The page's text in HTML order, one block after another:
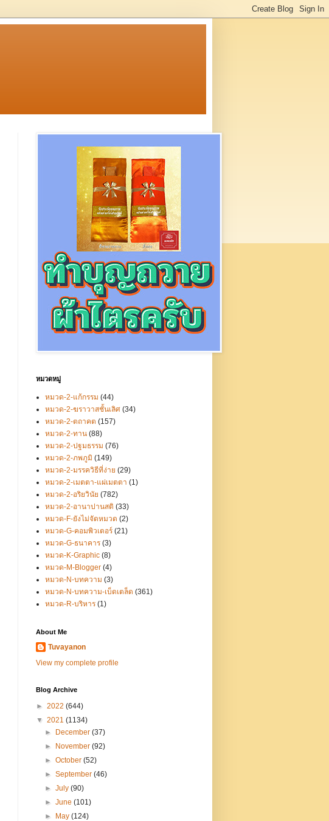
หมวดหมู่
หมวด-2-แก้กรรม (44)
หมวด-2-ฆราวาสชั้นเลิศ (34)
หมวด-2-ตถาคต (157)
หมวด-2-ทาน (88)
หมวด-2-ปฐมธรรม (76)
หมวด-2-ภพภูมิ (149)
หมวด-2-มรรควิธีที่ง่าย (29)
หมวด-2-เมตตา-แผ่เมตตา (1)
หมวด-2-อริยวินัย (782)
หมวด-2-อานาปานสติ (33)
หมวด-F-ยังไม่จัดหมวด (2)
หมวด-G-คอมพิวเตอร์ (21)
หมวด-G-ธนาคาร (3)
หมวด-K-Graphic (8)
หมวด-M-Blogger (4)
หมวด-N-บทความ (3)
หมวด-N-บทความ-เบ็ดเตล็ด (361)
หมวด-R-บริหาร (1)
About Me
Tuvayanon
View my complete profile
Blog Archive
► 2022 (644)
▼ 2021 (1134)
►
December(37)
►
November(92)
►October(52)
►September(46)
►July(90)
►June(101)
►
May(124)